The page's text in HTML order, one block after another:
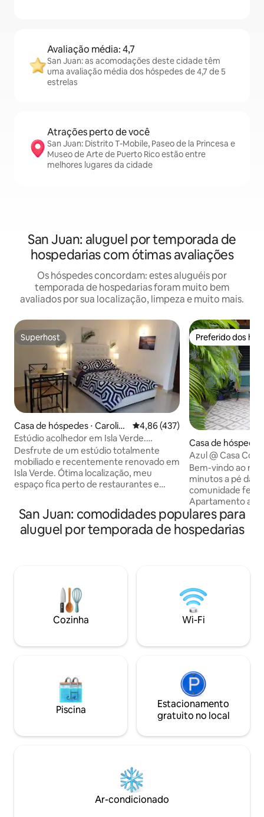
Avaliação média: 4,7
San Juan: as acomodações deste cidade têm
uma avaliação média dos hóspedes de 4,7 de 5
estrelas
Atrações perto de você
San Juan: Distrito T-Mobile, Paseo de la Princesa e
Museo de Arte de Puerto Rico estão entre
melhores lugares da cidade
San Juan: aluguel por temporada de
hospedarias com ótimas avaliações
Os hóspedes concordam: estes aluguéis por
temporada de hospedarias foram muito bem
avaliados por sua localização, limpeza e muito mais.
Superhost
Superhost
Casa de hóspedes ⋅ Carolin
a
4,86 de uma avaliação média de
4,86 (437)
Estúdio acolhedor em Isla Verde.
Caminhe até a praia!
Desfrute de um estúdio totalmente
mobiliado e recentemente renovado em
Isla Verde. Ótima localização, meu
espaço fica perto de restaurantes e
noturna, praias, supermercado 24h e
algumas compras. A localização é super
central e muito acessível a pé para as
principais áreas turísticas (7 minutos
minutos para o ônibus, e o espaço é
lindo... Meu lugar é bom para casais,
aventureiros solitários, viajantes de
negócios, amigos... 10 minutos de carro
Preferido dos
Preferido dos
Casa de
e
Azul @ Casa
praia
Bem-vindo ao
minutos a pé da
comunidade
Apartamento
quarto,
lateral com uma
sombreada onde
tamarindo que
lanches. O lugar
solar para reduzir
nossa casa, e
tanto quanto nós.
San Juan: comodidades populares para
aluguel por temporada de hospedarias
Cozinha Wi-Fi
Piscina
Estacionamento
gratuito no local
Ar-condicionado